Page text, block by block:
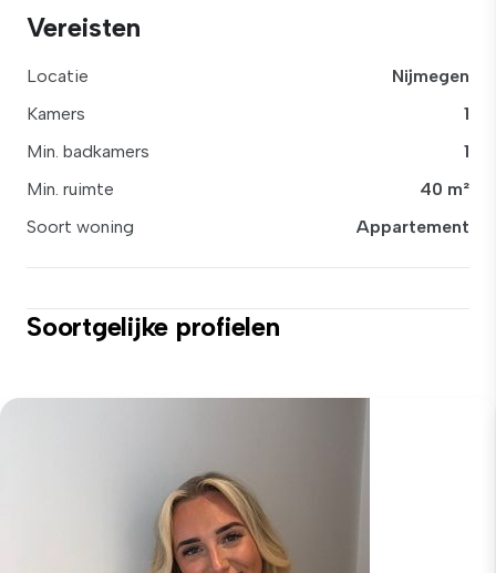
Vereisten
Locatie
Nijmegen
Kamers
1
Min. badkamers
1
Min. ruimte
40 m²
Soort woning
Appartement
Soortgelijke profielen